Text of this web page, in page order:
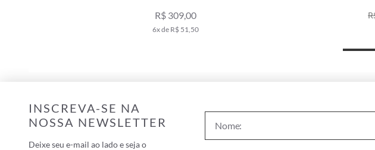
R$ 309,00
6x de R$ 51,50
R$
INSCREVA-SE NA
NOSSA NEWSLETTER
Deixe seu e-mail ao lado e seja o